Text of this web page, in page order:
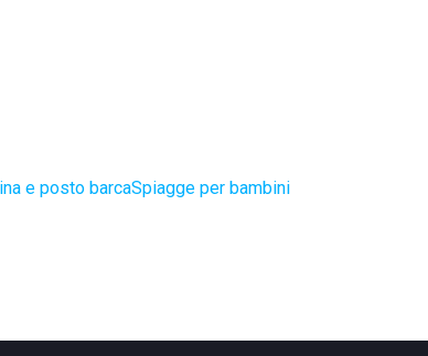
e posto barcaSpiagge per bambini